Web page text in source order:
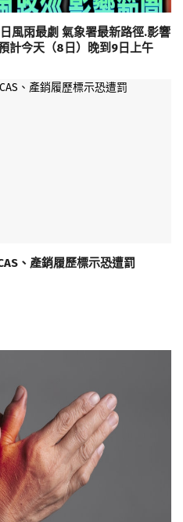
風雨最劇 氣象署最新路徑.影響
計今天（8日）晚到9日上午
、產銷履歷標示恐遭罰